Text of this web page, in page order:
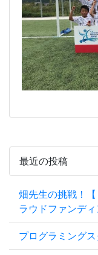
最近の投稿
畑先生の挑戦！
ラウドファンディ
プログラミング